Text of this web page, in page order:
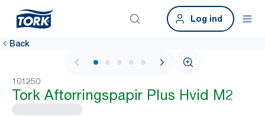
Log ind
Back
1 / 6
101250
Tork Aftørringspapir Plus Hvid M2